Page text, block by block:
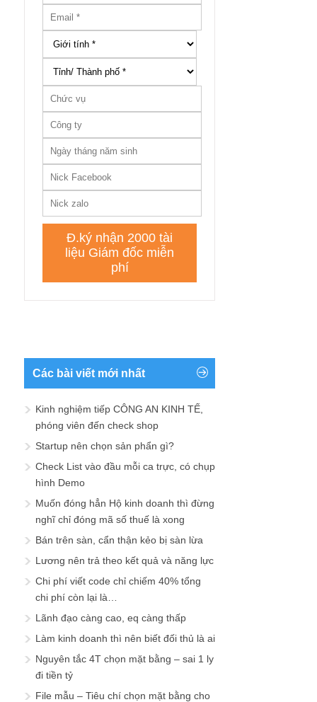
Các bài viết mới nhất
Kinh nghiệm tiếp CÔNG AN KINH TẾ,
phóng viên đến check shop
Startup nên chọn sản phẩn gì?
Check List vào đầu mỗi ca trực, có chụp
hình Demo
Muốn đóng hẳn Hộ kinh doanh thì đừng
nghĩ chỉ đóng mã số thuế là xong
Bán trên sàn, cẩn thận kẻo bị sàn lừa
Lương nên trả theo kết quả và năng lực
Chi phí viết code chỉ chiếm 40% tổng
chi phí còn lại là…
Lãnh đạo càng cao, eq càng thấp
Làm kinh doanh thì nên biết đối thủ là ai
Nguyên tắc 4T chọn mặt bằng – sai 1 ly
đi tiền tỷ
File mẫu – Tiêu chí chọn mặt bằng cho